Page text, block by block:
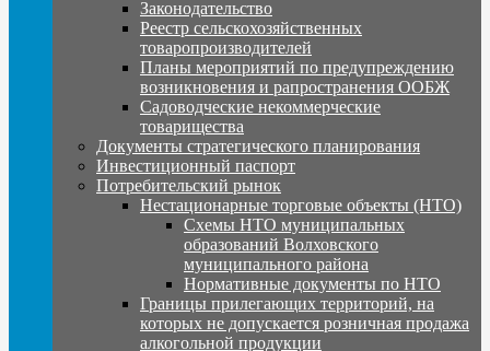
Законодательство
Реестр сельскохозяйственных
товаропроизводителей
Планы мероприятий по предупреждению
возникновения и рапространения ООБЖ
Садоводческие некоммерческие
товарищества
Документы стратегического планирования
Инвестиционный паспорт
Потребительский рынок
Нестационарные торговые объекты (НТО)
Схемы НТО муниципальных
образований Волховского
муниципального района
Нормативные документы по НТО
Границы прилегающих территорий, на
которых не допускается розничная продажа
алкогольной продукции